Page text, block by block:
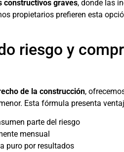
constructivos graves, donde las
propietarios prefieren esta
riesgo y
de la construcción,
Esta fórmula presenta
parte del riesgo
mensual
puro por resultados